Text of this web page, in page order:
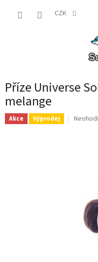
CZK
Příze Universe
melange
Akce Výprodej